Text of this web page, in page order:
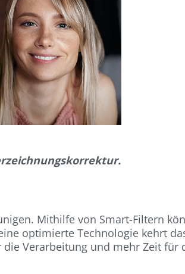
Mithilfe von Smart-Filtern
optimierte Technologie kehrt
Verarbeitung und mehr Zeit für